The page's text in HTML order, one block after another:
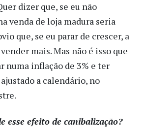
dizer que, se eu não
venda de loja madura seria
que, se eu parar de crescer, a
mais. Mas não é isso que
numa inflação de 3% e ter
a calendário, no
esse efeito de canibalização?